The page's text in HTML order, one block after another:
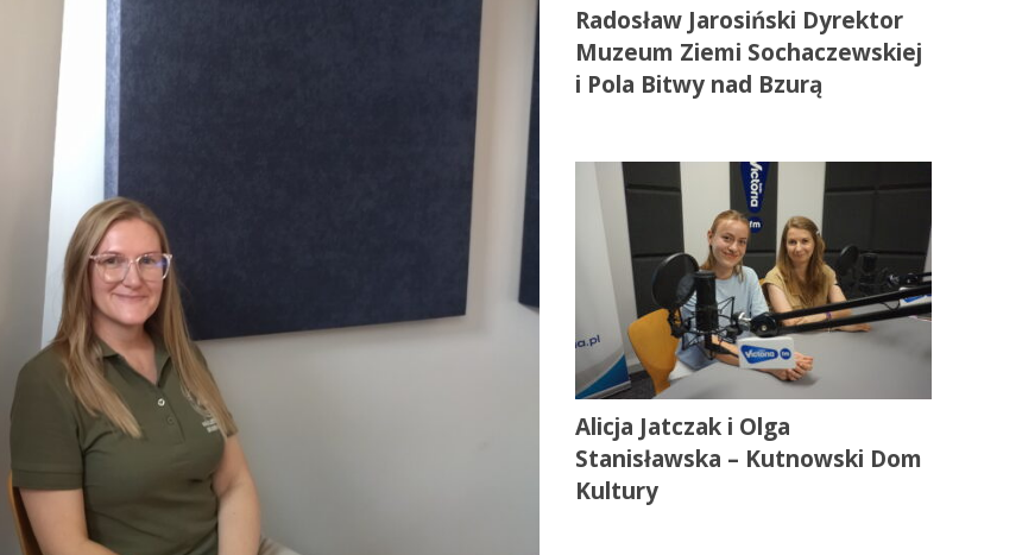
Radosław Jarosiński Dyrektor
Muzeum Ziemi Sochaczewskiej
i Pola Bitwy nad Bzurą
Alicja Jatczak i Olga
Stanisławska – Kutnowski Dom
Kultury